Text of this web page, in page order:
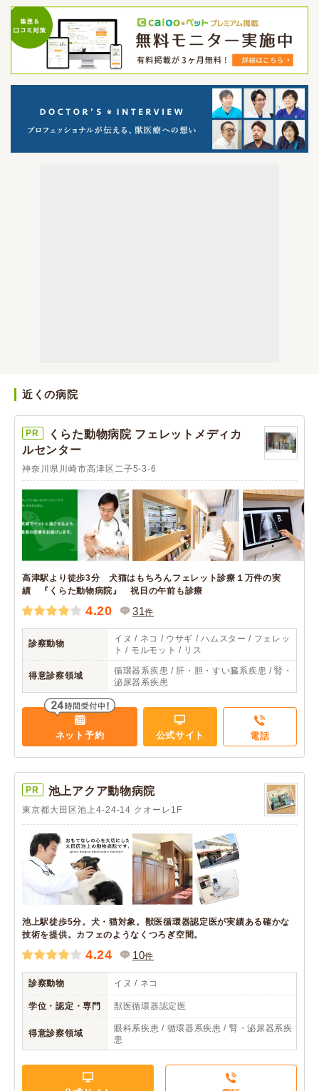
近くの病院
PR
くらた動物病院 フェレットメディカ
ルセンター
神奈川県川崎市高津区二子5-3-6
高津駅より徒歩3分 犬猫はもちろんフェレット診療１万件の実
績 『くらた動物病院』 祝日の午前も診療
4.20 31件
診察動物
イヌ / ネコ / ウサギ / ハムスター / フェレッ
ト / モルモット / リス
得意診察領域
循環器系疾患 / 肝・胆・すい臓系疾患 / 腎・
泌尿器系疾患
ネット予約 公式サイト 電話
PR 池上アクア動物病院
東京都大田区池上4-24-14 クオーレ1F
池上駅徒歩5分。犬・猫対象。獣医循環器認定医が実績ある確かな
技術を提供。カフェのようなくつろぎ空間。
4.24 10件
診察動物 イヌ / ネコ
学位・認定・専門 獣医循環器認定医
得意診察領域
眼科系疾患 / 循環器系疾患 / 腎・泌尿器系疾
患